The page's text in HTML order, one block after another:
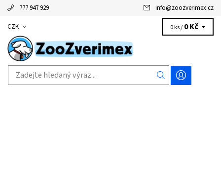
777 947 929 info@zoozverimex.cz
CZK 0 ks / 0 Kč